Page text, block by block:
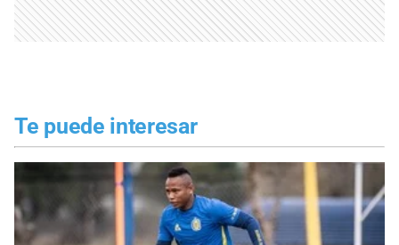
Te puede interesar